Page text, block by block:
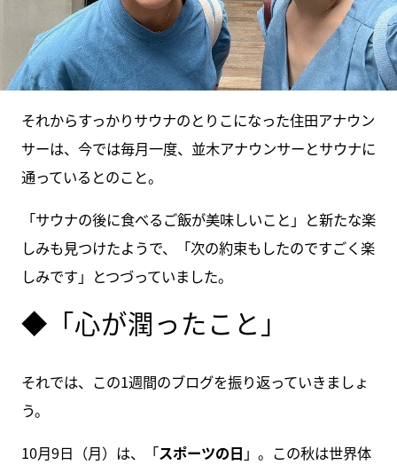
それからすっかりサウナのとりこになった住田アナウン
サーは、今では毎月一度、並木アナウンサーとサウナに
通っているとのこと。
「サウナの後に食べるご飯が美味しいこと」と新たな楽
しみも見つけたようで、「次の約束もしたのですごく楽
しみです」とつづっていました。
◆「心が潤ったこと」
それでは、この1週間のブログを振り返っていきましょ
う。
10月9日（月）は、「スポーツの日 」。この秋は世界体